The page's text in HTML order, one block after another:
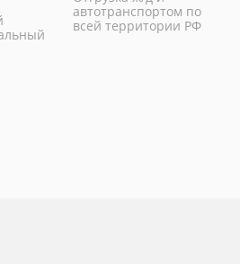
автотранспортом по
всей территории РФ